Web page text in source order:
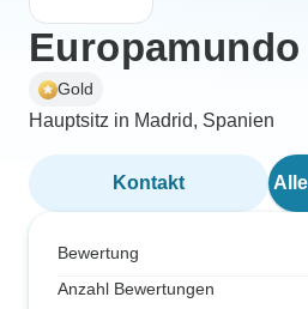
Europamundo
Gold
Hauptsitz in Madrid, Spanien
Kontakt
Bewertung
Anzahl Bewertungen